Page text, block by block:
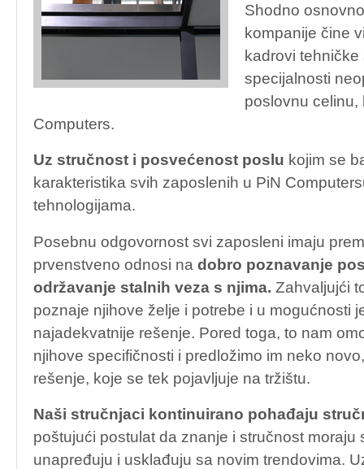
Shodno
kompanije čine
kadrovi tehničke
specijalnosti
poslovnu celinu,
Computers.
Uz stručnost i posvećenost poslu kojim se
karakteristika svih zaposlenih u PiN
tehnologijama.
Posebnu odgovornost svi zaposleni imaju
prvenstveno odnosi na dobro poznavanje
održavanje stalnih veza s njima. Zahvaljujći
poznaje njihove želje i potrebe i u mogućnosti
najadekvatnije rešenje. Pored toga, to nam
njihove specifičnosti i predložimo im neko
rešenje, koje se tek pojavljuje na tržištu.
Naši stručnjaci kontinuirano pohađaju
poštujući postulat da znanje i stručnost moraju
unapređuju i usklađuju sa novim trendovima.